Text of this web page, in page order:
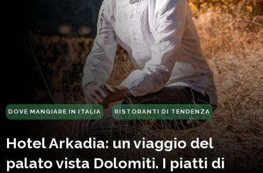
DOVE MANGIARE IN ITALIA RISTORANTI DI TENDENZA
Hotel Arkadia: un viaggio del
palato vista Dolomiti. I piatti di